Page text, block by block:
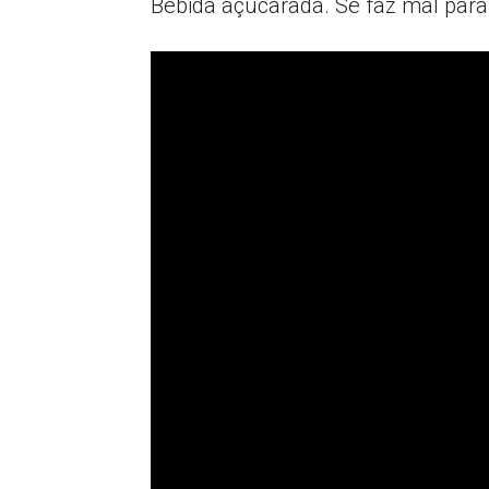
Bebida açucarada. Se faz mal